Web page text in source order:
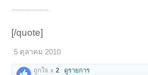
.........................
[/quote]
5 ตุลาคม 2010
ถูกใจ x2 ดูรายการ